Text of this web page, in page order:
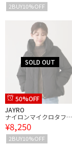
2BUY10%OFF
50%OFF
JAYRO
ナイロンマイクロタフタ
ショートダウン
¥8,250
2BUY10%OFF